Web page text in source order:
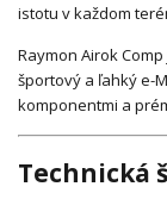
istotu v každom
Raymon Airok
športový a ľahký e-
komponentmi a
Technická